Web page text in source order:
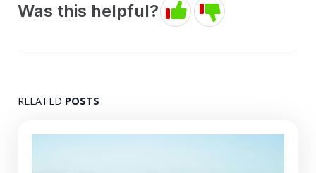
Was this helpful?
RELATED POSTS